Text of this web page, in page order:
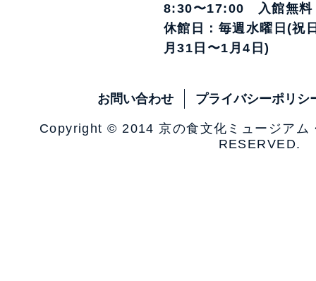
8:30〜17:00 入館無料
休館日：毎週水曜日(祝
月31日〜1月4日)
お問い合わせ プライバシーポリシ
Copyright © 2014 京の食文化ミュージア
RESERVED.